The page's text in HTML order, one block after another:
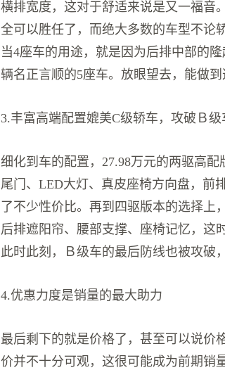
横排宽度，这对于舒适来说是又一福音
全可以胜任了，而绝大多数的车型不论
当4座车的用途，就是因为后排中部的
辆名正言顺的5座车。放眼望去，能做到
3.丰富高端配置媲美C级轿车，攻破Ｂ
细化到车的配置，27.98万元的两驱高
尾门、LED大灯、真皮座椅方向盘，前
了不少性价比。再到四驱版本的选择上
后排遮阳帘、腰部支撑、座椅记忆，这
此时此刻，Ｂ级车的最后防线也被攻破
4.优惠力度是销量的最大助力
最后剩下的就是价格了，甚至可以说价
价并不十分可观，这很可能成为前期销